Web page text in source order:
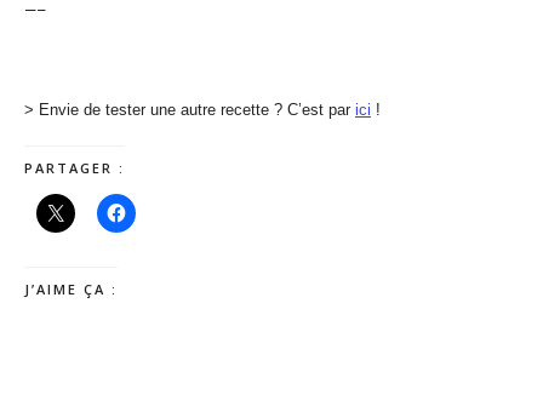
—–
> Envie de tester une autre recette ? C’est par ici !
PARTAGER :
J’AIME ÇA :